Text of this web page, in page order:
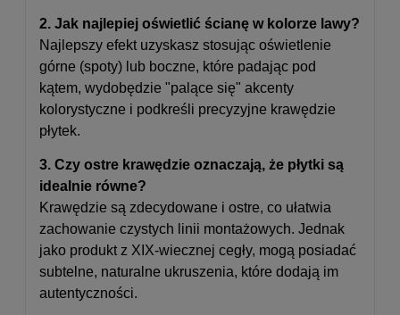
2. Jak najlepiej oświetlić ścianę w kolorze lawy?
Najlepszy efekt uzyskasz stosując oświetlenie
górne (spoty) lub boczne, które padając pod
kątem, wydobędzie "palące się" akcenty
kolorystyczne i podkreśli precyzyjne krawędzie
płytek.
3. Czy ostre krawędzie oznaczają, że płytki są
idealnie równe?
Krawędzie są zdecydowane i ostre, co ułatwia
zachowanie czystych linii montażowych. Jednak
jako produkt z XIX-wiecznej cegły, mogą posiadać
subtelne, naturalne ukruszenia, które dodają im
autentyczności.